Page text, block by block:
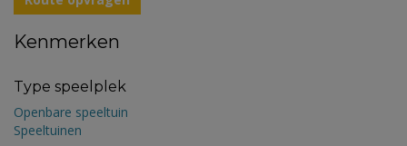
Kenmerken
Type speelplek
Openbare speeltuin
Speeltuinen